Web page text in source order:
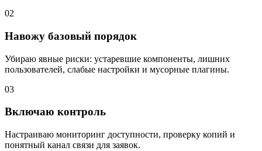
02
Навожу базовый порядок
Убираю явные риски: устаревшие компоненты, лишних
пользователей, слабые настройки и мусорные плагины.
03
Включаю контроль
Настраиваю мониторинг доступности, проверку копий и
понятный канал связи для заявок.